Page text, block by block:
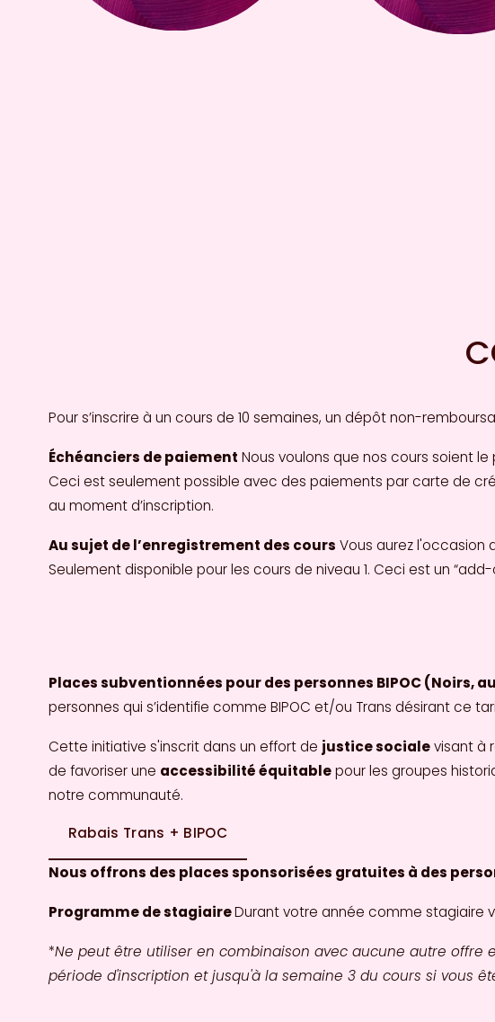
Pour s’inscrire à un cours de 10 semaines, un dépôt non-
Échéanciers de paiement Nous voulons que nos cours soient
Ceci est seulement possible avec des paiements par carte de
au moment d’inscription.
Au sujet de l’enregistrement des cours Vous aurez l'occasion
Seulement disponible pour les cours de niveau 1. Ceci est un
Places subventionnées pour des personnes BIPOC (Noirs,
personnes qui s’identifie comme BIPOC et/ou Trans désirant ce
Cette initiative s'inscrit dans un effort de justice sociale visant à
de favoriser une accessibilité équitable pour les groupes
notre communauté.
Rabais Trans + BIPOC
Nous offrons des places sponsorisées gratuites à des
Programme de stagiaire Durant votre année comme stagiaire
*Ne peut être utiliser en combinaison avec aucune autre offre
période d'inscription et jusqu'à la semaine 3 du cours si vous